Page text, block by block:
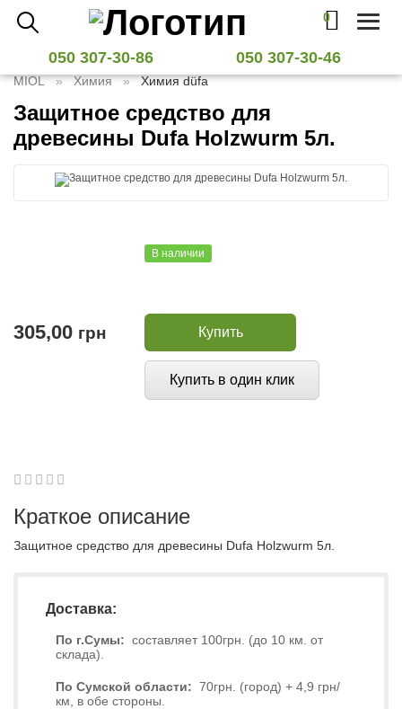
0
Toggle
050 307-30-86 050 307-30-46
MIOL Химия Химия düfa
Защитное средство для
древесины Dufa Holzwurm 5л.
В наличии
305,00 грн Купить
Купить в один клик
12345
Краткое описание
Защитное средство для древесины Dufa Holzwurm 5л.
Доставка:
По г.Сумы: составляет 100грн. (до 10 км. от
склада).
По Сумской области: 70грн. (город) + 4,9 грн/
км, в обе стороны.